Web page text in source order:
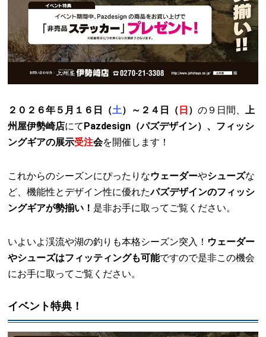
２０２６年５月１６日（土）～２４日（ 日 ）の９日間、上
州屋伊勢崎店にてPazdesign（パズデザイン）、フィッシ
ングギアの展示受注会を開催します！
これからのシーズンにぴったりなウェーダーやシューズな
ど、機能性とデザイン性に優れたパズデザインのフィッシ
ングギアが勢揃い！ 是非お手に取ってご覧ください。
いよいよ渓流や湖の釣りも本格シーズン突入！ ウェーダー
やシューズはフィッティングも可能ですので是非この機会
にお手に取ってご覧ください。
イベント特典！